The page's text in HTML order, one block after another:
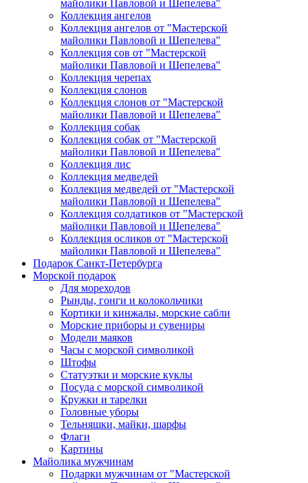
майолики Павловой и Шепелева"
Коллекция ангелов
Коллекция ангелов от "Мастерской
майолики Павловой и Шепелева"
Коллекция сов от "Мастерской
майолики Павловой и Шепелева"
Коллекция черепах
Коллекция слонов
Коллекция слонов от "Мастерской
майолики Павловой и Шепелева"
Коллекция собак
Коллекция собак от "Мастерской
майолики Павловой и Шепелева"
Коллекция лис
Коллекция медведей
Коллекция медведей от "Мастерской
майолики Павловой и Шепелева"
Коллекция солдатиков от "Мастерской
майолики Павловой и Шепелева"
Коллекция осликов от "Мастерской
майолики Павловой и Шепелева"
Подарок Санкт-Петербурга
Морской подарок
Для мореходов
Рынды, гонги и колокольчики
Кортики и кинжалы, морские сабли
Морские приборы и сувениры
Модели маяков
Часы с морской символикой
Штофы
Статуэтки и морские куклы
Посуда с морской символикой
Кружки и тарелки
Головные уборы
Тельняшки, майки, шарфы
Флаги
Картины
Майолика мужчинам
Подарки мужчинам от "Мастерской